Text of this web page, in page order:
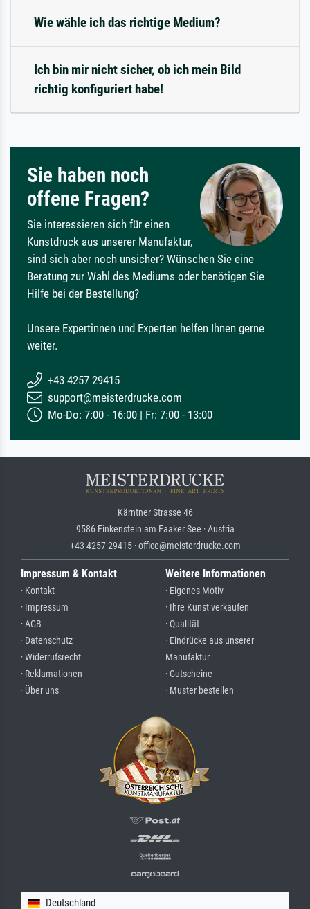
Wie wähle ich das richtige Medium?
Ich bin mir nicht sicher, ob ich mein Bild
richtig konfiguriert habe!
Sie haben noch
offene Fragen?
Sie interessieren sich für einen
Kunstdruck aus unserer Manufaktur,
sind sich aber noch unsicher? Wünschen Sie eine
Beratung zur Wahl des Mediums oder benötigen Sie
Hilfe bei der Bestellung?
Unsere Expertinnen und Experten helfen Ihnen gerne
weiter.
+43 4257 29415
support@meisterdrucke.com
Mo-Do: 7:00 - 16:00 | Fr: 7:00 - 13:00
Kärntner Strasse 46
9586 Finkenstein am Faaker See · Austria
+43 4257 29415 · office@meisterdrucke.com
Impressum & Kontakt
· Kontakt
· Impressum
· AGB
· Datenschutz
· Widerrufsrecht
· Reklamationen
· Über uns
Weitere Informationen
· Eigenes Motiv
· Ihre Kunst verkaufen
· Qualität
· Eindrücke aus unserer
Manufaktur
· Gutscheine
· Muster bestellen
Deutschland